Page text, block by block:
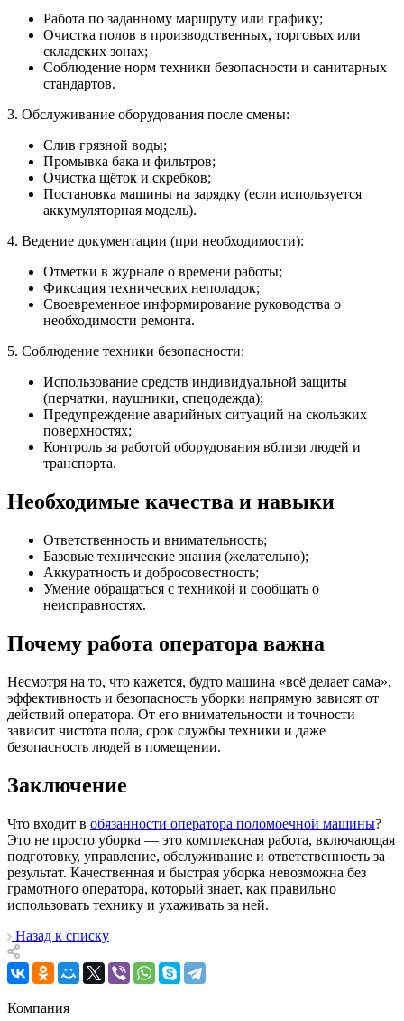
Работа по заданному маршруту или графику;
Очистка полов в производственных, торговых или
складских зонах;
Соблюдение норм техники безопасности и санитарных
стандартов.
3. Обслуживание оборудования после смены:
Слив грязной воды;
Промывка бака и фильтров;
Очистка щёток и скребков;
Постановка машины на зарядку (если используется
аккумуляторная модель).
4. Ведение документации (при необходимости):
Отметки в журнале о времени работы;
Фиксация технических неполадок;
Своевременное информирование руководства о
необходимости ремонта.
5. Соблюдение техники безопасности:
Использование средств индивидуальной защиты
(перчатки, наушники, спецодежда);
Предупреждение аварийных ситуаций на скользких
поверхностях;
Контроль за работой оборудования вблизи людей и
транспорта.
Необходимые качества и навыки
Ответственность и внимательность;
Базовые технические знания (желательно);
Аккуратность и добросовестность;
Умение обращаться с техникой и сообщать о
неисправностях.
Почему работа оператора важна
Несмотря на то, что кажется, будто машина «всё делает сама»,
эффективность и безопасность уборки напрямую зависят от
действий оператора. От его внимательности и точности
зависит чистота пола, срок службы техники и даже
безопасность людей в помещении.
Заключение
Что входит в обязанности оператора поломоечной машины?
Это не просто уборка — это комплексная работа, включающая
подготовку, управление, обслуживание и ответственность за
результат. Качественная и быстрая уборка невозможна без
грамотного оператора, который знает, как правильно
использовать технику и ухаживать за ней.
Назад к списку
Компания